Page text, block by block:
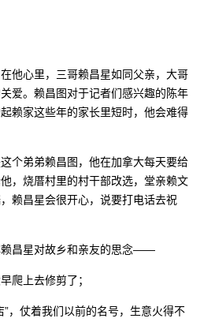
他心里，三哥赖昌星如同父亲，大哥
爱。赖昌图对于记者们感兴趣的陈年
赖家这些年的家长里短时，他会难得
个弟弟赖昌图，他在加拿大每天要给
，烧厝村里的村干部改选，堂亲赖文
赖昌星会很开心，说要打电话去祝
赖昌星对故乡和亲友的思念——
爬上去修剪了；
”，仗着我们以前的名号，生意火得不